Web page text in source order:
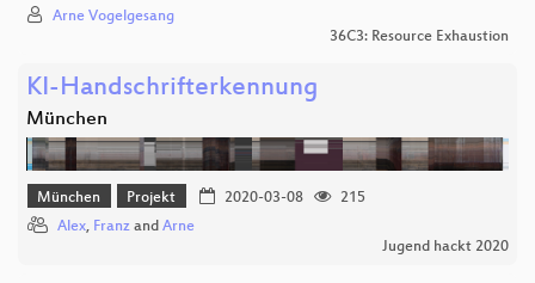
Arne Vogelgesang
36C3: Resource Exhaustion
KI-Handschrifterkennung
München
München Projekt 2020-03-08
215
Alex, Franz and Arne
Jugend hackt 2020